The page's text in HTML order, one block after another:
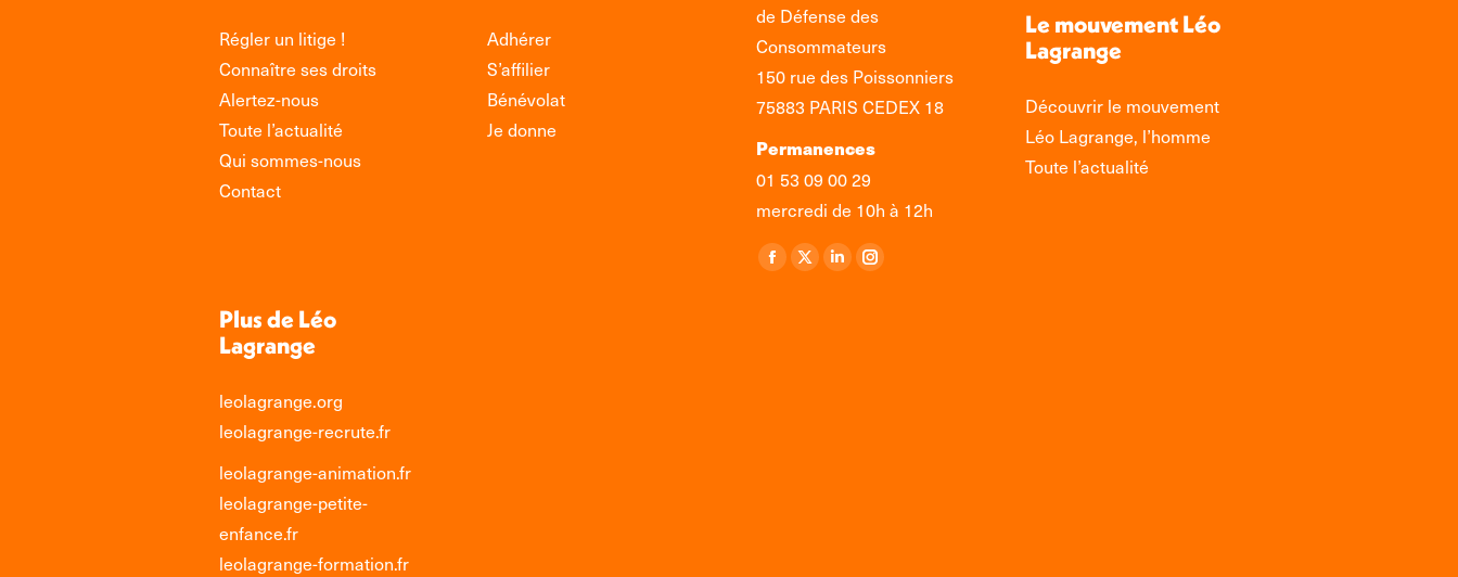
Régler un litige !
Connaître ses droits
Alertez-nous
Toute l’actualité
Qui sommes-nous
Contact
Adhérer
S’affilier
Bénévolat
Je donne
de Défense des
Consommateurs
150 rue des Poissonniers
75883 PARIS CEDEX 18
Permanences
01 53 09 00 29
mercredi de 10h à 12h
Retrouvez-nous sur :
La
La
La
La
Le mouvement Léo
Lagrange
Découvrir le mouvement
Léo Lagrange, l’homme
Toute l’actualité
Plus de Léo
Lagrange
leolagrange.org
leolagrange-recrute.fr
leolagrange-animation.fr
leolagrange-petite-
enfance.fr
leolagrange-formation.fr